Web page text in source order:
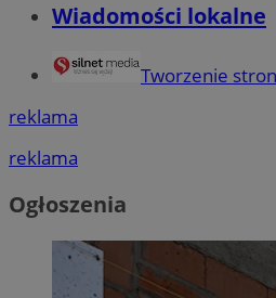
Wiadomości lokalne
Tworzenie
reklama
reklama
Ogłoszenia